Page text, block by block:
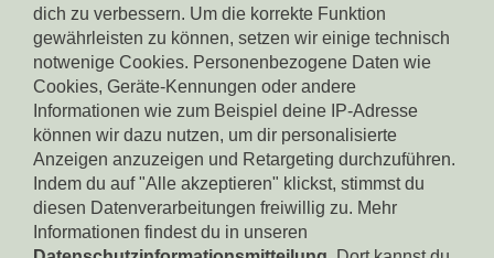
Spendenkonto Südtiroler Sparkasse
IBAN: IT17X0604511601000000110801
BIC: CRBZIT2B001
Spendenkonto Intesa Sanpaolo
IBAN: IT18B0306911619000006000065
dich zu verbessern. Um die korrekte Funktion
gewährleisten zu können, setzen wir einige technisch
notwenige Cookies. Personenbezogene Daten wie
Cookies, Geräte-Kennungen oder andere
Informationen wie zum Beispiel deine IP-Adresse
können wir dazu nutzen, um dir personalisierte
Anzeigen anzuzeigen und Retargeting durchzuführen.
Indem du auf "Alle akzeptieren" klickst, stimmst du
diesen Datenverarbeitungen freiwillig zu. Mehr
Informationen findest du in unseren